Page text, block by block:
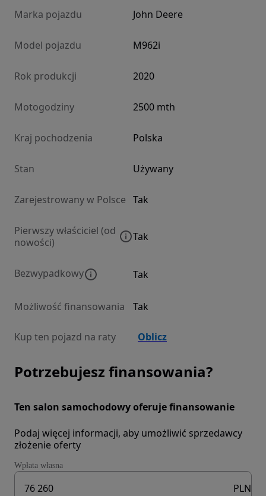
Marka pojazdu John Deere
Model pojazdu M962i
Rok produkcji 2020
Motogodziny 2500 mth
Kraj pochodzenia Polska
Stan Używany
Zarejestrowany w Polsce Tak
Pierwszy właściciel (od
nowości)
Tak
Bezwypadkowy Tak
Możliwość finansowania Tak
Kup ten pojazd na raty Oblicz
Potrzebujesz finansowania?
Ten salon samochodowy oferuje finansowanie
Podaj więcej informacji, aby umożliwić sprzedawcy
złożenie oferty
Wpłata własna
PLN